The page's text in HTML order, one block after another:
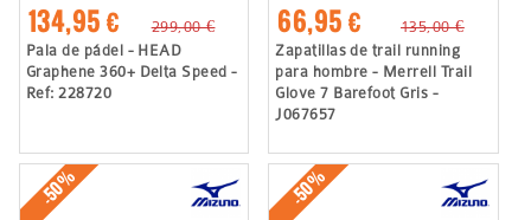
134,95 €
299,00 €
Pala de pádel - HEAD
Graphene 360+ Delta Speed -
Ref: 228720
66,95 €
135,00 €
Zapatillas de trail running
para hombre - Merrell Trail
Glove 7 Barefoot Gris -
J067657
-50% -50%